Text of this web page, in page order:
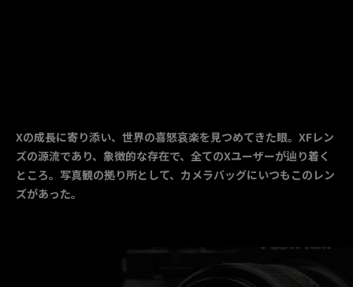
Xの成長に寄り添い、世界の喜怒哀楽を見つめてきた眼。XFレン
ズの源流であり、象徴的な存在で、全てのXユーザーが辿り着く
ところ。写真観の拠り所として、カメラバッグにいつもこのレン
ズがあった。